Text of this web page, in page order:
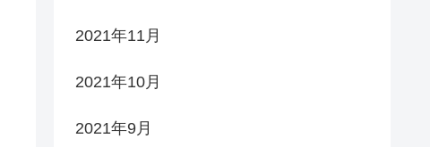
2021年11月
2021年10月
2021年9月